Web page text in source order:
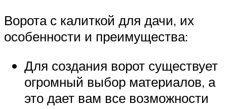
Ворота с калиткой для дачи, их
особенности и преимущества:
Для создания ворот существует
огромный выбор материалов, а
это дает вам все возможности